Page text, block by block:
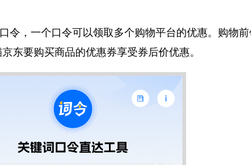
，一个口令可以领取多个购物平台的优惠。购物
东要购买商品的优惠券享受券后价优惠。